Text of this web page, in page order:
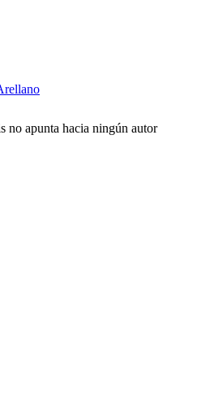
no apunta hacia ningún autor